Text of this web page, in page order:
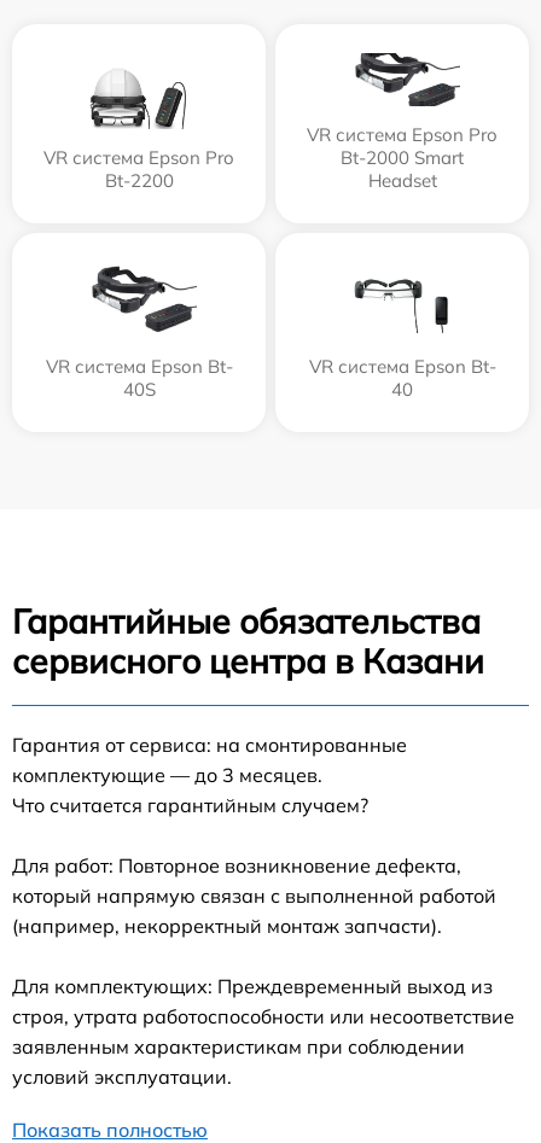
VR система Epson Pro
Bt-2200
VR система Epson Pro
Bt-2000 Smart
Headset
VR система Epson Bt-
40S
VR система Epson Bt-
40
Гарантийные обязательства
сервисного центра в Казани
Гарантия от сервиса: на смонтированные
комплектующие — до 3 месяцев.
Что считается гарантийным случаем?
Для работ: Повторное возникновение дефекта,
который напрямую связан с выполненной работой
(например, некорректный монтаж запчасти).
Для комплектующих: Преждевременный выход из
строя, утрата работоспособности или несоответствие
заявленным характеристикам при соблюдении
условий эксплуатации.
Показать полностью